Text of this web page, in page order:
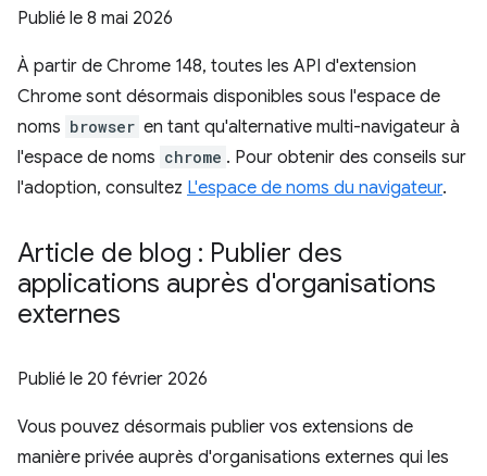
Publié le 8 mai 2026
À partir de Chrome 148, toutes les API d'extension
Chrome sont désormais disponibles sous l'espace de
noms browser en tant qu'alternative multi-navigateur à
l'espace de noms chrome . Pour obtenir des conseils sur
l'adoption, consultez L'espace de noms du navigateur.
Article de blog : Publier des
applications auprès d'organisations
externes
Publié le 20 février 2026
Vous pouvez désormais publier vos extensions de
manière privée auprès d'organisations externes qui les